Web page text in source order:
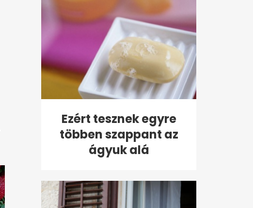
Ezért tesznek egyre
többen szappant az
ágyuk alá